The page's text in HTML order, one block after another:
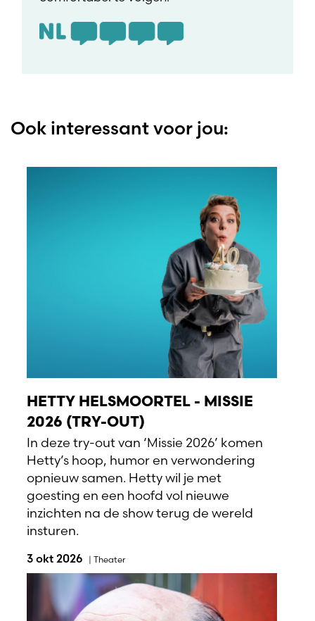
Ook interessant voor jou:
HETTY HELSMOORTEL - MISSIE
2026 (TRY-OUT)
In deze try-out van ‘Missie 2026’ komen
Hetty’s hoop, humor en verwondering
opnieuw samen. Hetty wil je met
goesting en een hoofd vol nieuwe
inzichten na de show terug de wereld
insturen.
3 okt 2026 | Theater